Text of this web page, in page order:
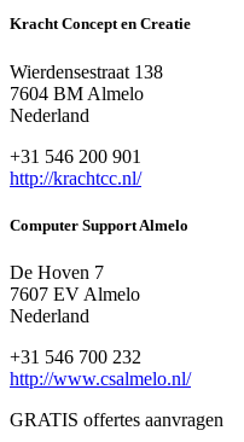
Kracht Concept en Creatie
Wierdensestraat 138
7604 BM Almelo
Nederland
+31 546 200 901
http://krachtcc.nl/
Computer Support Almelo
De Hoven 7
7607 EV Almelo
Nederland
+31 546 700 232
http://www.csalmelo.nl/
GRATIS offertes aanvragen